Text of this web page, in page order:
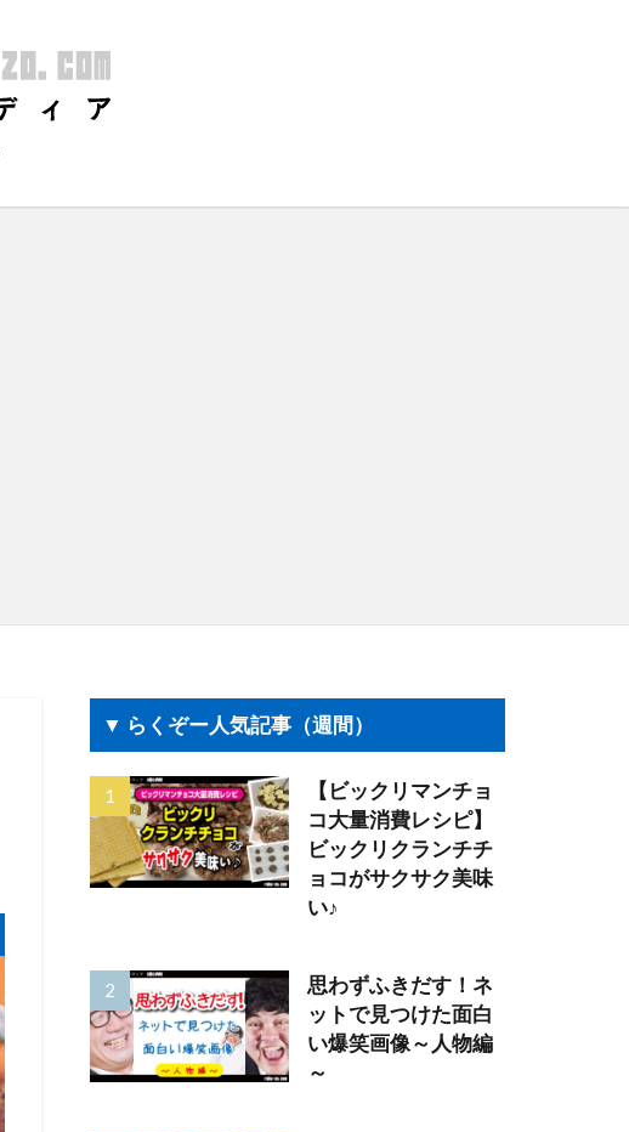
▼ らくぞー人気記事（週間）
【ビックリマンチョ
コ大量消費レシピ】
ビックリクランチチ
ョコがサクサク美味
い♪
思わずふきだす！ネ
ットで見つけた面白
い爆笑画像～人物編
～